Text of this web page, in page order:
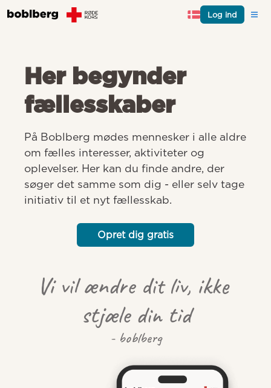
Log ind
Her begynder
fællesskaber
På Boblberg mødes mennesker i alle aldre
om fælles interesser, aktiviteter og
oplevelser. Her kan du finde andre, der
søger det samme som dig - eller selv tage
initiativ til et nyt fællesskab.
Opret dig gratis
Vi vil ændre dit liv, ikke
stjæle din tid
- boblberg